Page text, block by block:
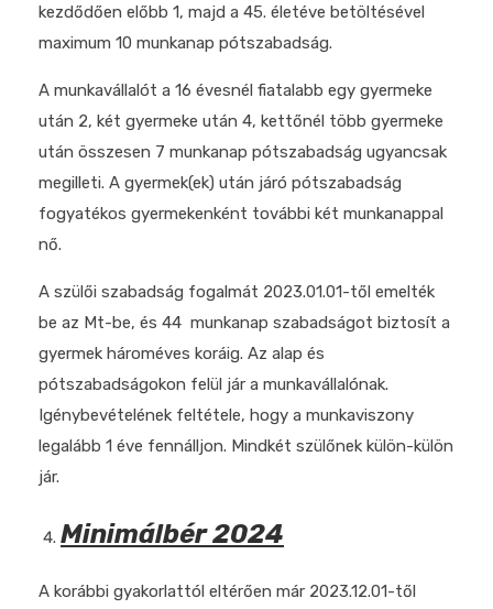
kezdődően előbb 1, majd a 45. életéve betöltésével
maximum 10 munkanap pótszabadság.
A munkavállalót a 16 évesnél fiatalabb egy gyermeke
után 2, két gyermeke után 4, kettőnél több gyermeke
után összesen 7 munkanap pótszabadság ugyancsak
megilleti. A gyermek(ek) után járó pótszabadság
fogyatékos gyermekenként további két munkanappal
nő.
A szülői szabadság fogalmát 2023.01.01-től emelték
be az Mt-be, és 44 munkanap szabadságot biztosít a
gyermek hároméves koráig. Az alap és
pótszabadságokon felül jár a munkavállalónak.
Igénybevételének feltétele, hogy a munkaviszony
legalább 1 éve fennálljon. Mindkét szülőnek külön-külön
jár.
Minimálbér 2024
A korábbi gyakorlattól eltérően már 2023.12.01-től